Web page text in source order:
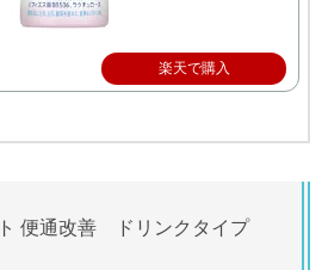
楽天で購入
便通改善 ドリンクタイプ